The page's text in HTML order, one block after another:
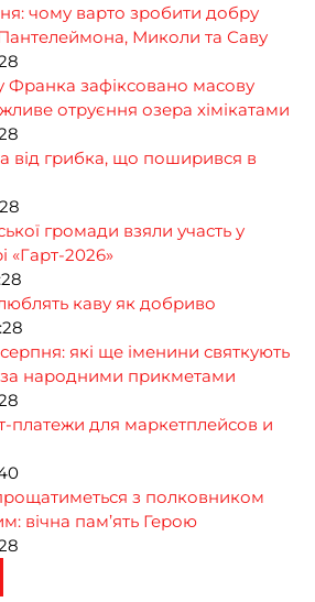
чому варто зробити добру
Миколи та Саву
Франка зафіксовано масову
отруєння озера хімікатами
від грибка, що поширився в
громади взяли участь у
«Гарт-2026»
каву як добриво
які ще іменини святкують
за народними прикметами
платежи для маркетплейсов и
з полковником
вічна пам’ять Герою